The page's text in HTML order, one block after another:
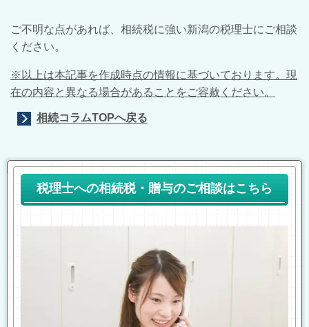
ご不明な点があれば、相続税に強い新潟の税理士にご相談
ください。
※以上は本記事を作成時点の情報に基づいております。現
在の内容と異なる場合があることをご容赦ください。
相続コラムTOPへ戻る
税理士への相続税・贈与のご相談はこちら